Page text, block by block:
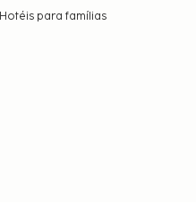
Hotéis para famílias